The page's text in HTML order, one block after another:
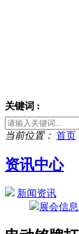
关键词 :
当前位置： 首页
资讯中心
新闻资讯
展会信息